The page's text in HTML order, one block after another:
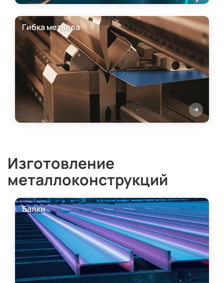
Гибка металла
Изготовление
металлоконструкций
Балки